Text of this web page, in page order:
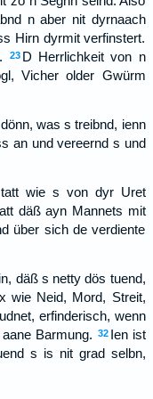
n aber nit dyrnaach
Hirn dyrmit verfinstert.
23 D Herrlichkeit von n
Vicher older Gwürm
was s treibnd, ienn
an und vereernd s und
wie s von dyr Uret
däß ayn Mannets mit
über sich de verdiente
däß s netty dös tuend,
wie Neid, Mord, Streit,
erfinderisch, wenn
Barmung. 32 Ien ist
s is nit grad selbn,